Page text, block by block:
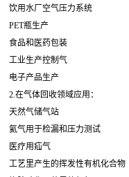
饮用水厂空气压力系统
PET瓶生产
食品和医药包装
工业生产控制气
电子产品生产
2.在气体回收领域应用：
天然气储气站
氦气用于检漏和压力测试
医疗用疝气
工艺里产生的挥发性有机化合物